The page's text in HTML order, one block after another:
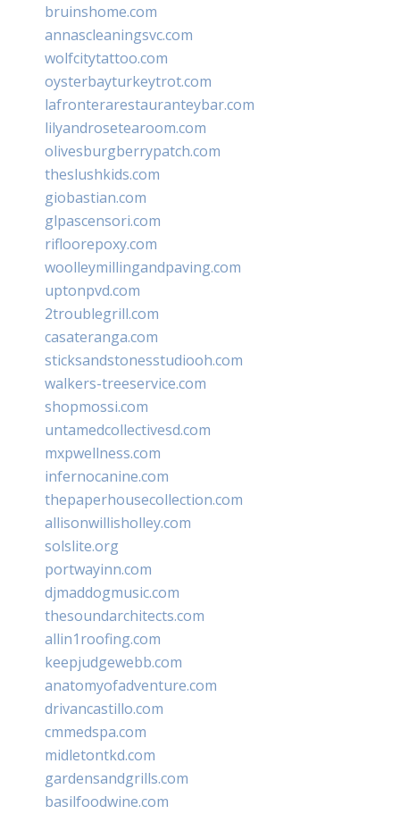
bruinshome.com
annascleaningsvc.com
wolfcitytattoo.com
oysterbayturkeytrot.com
lafronterarestauranteybar.com
lilyandrosetearoom.com
olivesburgberrypatch.com
theslushkids.com
giobastian.com
glpascensori.com
rifloorepoxy.com
woolleymillingandpaving.com
uptonpvd.com
2troublegrill.com
casateranga.com
sticksandstonesstudiooh.com
walkers-treeservice.com
shopmossi.com
untamedcollectivesd.com
mxpwellness.com
infernocanine.com
thepaperhousecollection.com
allisonwillisholley.com
solslite.org
portwayinn.com
djmaddogmusic.com
thesoundarchitects.com
allin1roofing.com
keepjudgewebb.com
anatomyofadventure.com
drivancastillo.com
cmmedspa.com
midletontkd.com
gardensandgrills.com
basilfoodwine.com